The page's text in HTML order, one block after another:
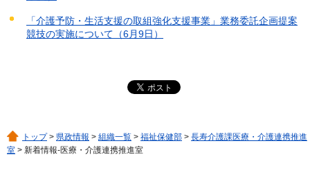
「介護予防・生活支援の取組強化支援事業」業務委託企画提案
競技の実施について（6月9日）
トップ> 県政情報 > 組織一覧 > 福祉保健部 > 長寿介護課医療・介護連携推進
室 > 新着情報-医療・介護連携推進室